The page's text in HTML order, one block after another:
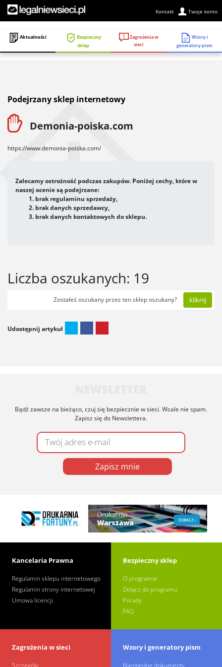
Kontakt Twoje konto
Aktualności
Bezpieczny
sklep
Zagrożenia w
sieci
Wzory i
generatory pism
Podejrzany sklep internetowy
Demonia-poiska.com
https://www.demonia-poiska.com/
Zalecamy ostrożność podczas zakupów. Poniżej cechy, które w
naszej ocenie są podejrzane:
brak regulaminu sprzedaży,
brak danych sprzedawcy,
brak danych kontaktowych do sklepu.
Liczba oszukanych: 19
Zostałeś oszukany przez ten sklep oszukany? kliknij
Udostępnij artykuł
Bądź zawsze na bieżąco, czuj się bezpiecznie w sieci. Wcale nie spam.
Zapisz się do Newslettera.
Zapisz mnie
Kancelaria Prawna
Regulamin sklepu internetowego
Regulamin strony internetowej
Umowa licencji
Bezpieczny sklep
O programie
Dołącz do programu
Porady
FAQ
Zagrożenia w sieci Wzory i generatory pism